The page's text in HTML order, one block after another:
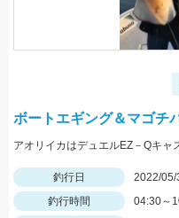
ボートエギング＆マゴチ
釣行日
2022/05/
釣行時間
04:30～